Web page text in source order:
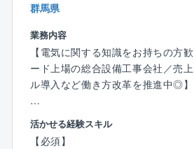
きます。
イルを学んでいただく期間と考えて
■募集背景
同社の更なる飛躍を目指し、次代の
い人材を募集します。各業界のトッ
とのお取引が多く、今までの経験を
力・スキルを高めていける職場です
群馬県
業務内容
【電気に関する知識をお持ちの方
ード上場の総合設備工事会社／売
ル導入など働き方改革を推進中◎】
【業務内容】
建物における空調／給排水／電気な
活かせる経験スキル
【必須】